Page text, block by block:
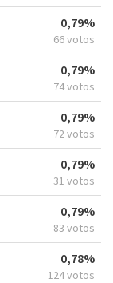
0,79%
66 votos
0,79%
74 votos
0,79%
72 votos
0,79%
31 votos
0,79%
83 votos
0,78%
124 votos